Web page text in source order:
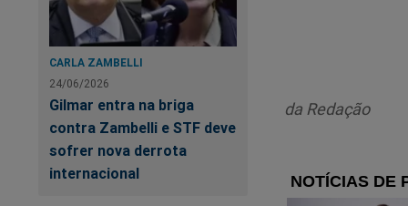
CARLA ZAMBELLI
24/06/2026
Gilmar entra na briga
contra Zambelli e STF deve
sofrer nova derrota
internacional
Ministério da
Enfim, o circo está
da Redação